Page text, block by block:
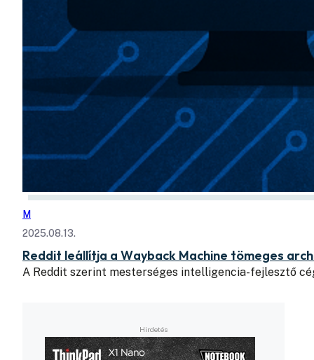
M
2025.08.13.
Reddit leállítja a Wayback Machine tömeges
A Reddit szerint mesterséges intelligencia-fejlesztő